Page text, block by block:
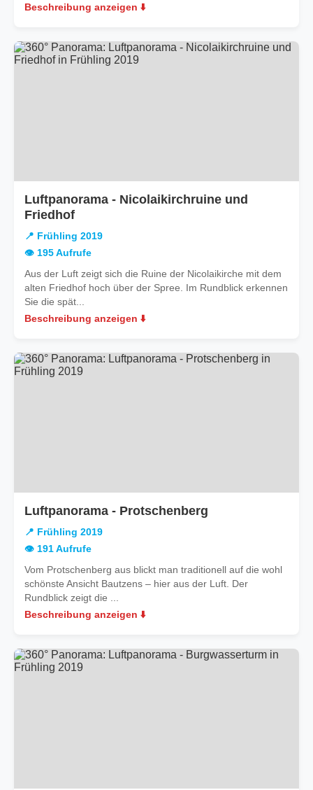
Beschreibung anzeigen ⬇️
Luftpanorama - Nicolaikirchruine und
Friedhofin
Frühling
2019
📍 Frühling 2019
👁️ 195 Aufrufe
Aus der Luft zeigt sich die Ruine der Nicolaikirche mit dem
alten Friedhof hoch über der Spree. Im Rundblick erkennen
Sie die spät...
Beschreibung anzeigen ⬇️
Luftpanorama - Protschenberg
📍 Frühling 2019
👁️ 191 Aufrufe
Vom Protschenberg aus blickt man traditionell auf die wohl
schönste Ansicht Bautzens – hier aus der Luft. Der
Rundblick zeigt die ...
Beschreibung anzeigen ⬇️